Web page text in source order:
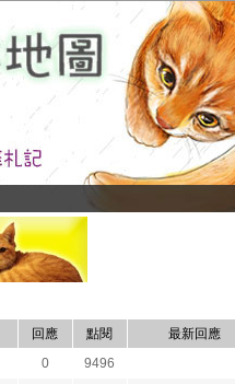
回應 點閱
最新回應
0
9496